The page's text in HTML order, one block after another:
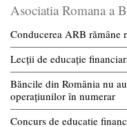
Asociatia Romana a
Conducerea ARB rămâne
Lecții de educație
Băncile din România nu
operațiunilor în numerar
Concurs de educatie